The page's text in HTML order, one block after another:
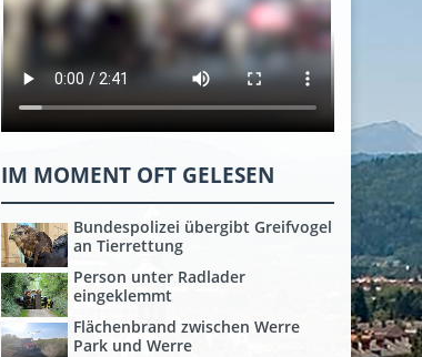
IM MOMENT OFT GELESEN
Bundespolizei übergibt Greifvogel
an Tierrettung
Person unter Radlader
eingeklemmt
Flächenbrand zwischen Werre
Park und Werre